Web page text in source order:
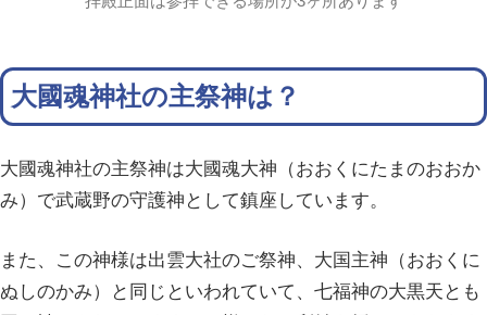
大國魂神社の主祭神は？
大國魂神社の主祭神は大國魂大神（おおくにたまのおおか
み）で武蔵野の守護神として鎮座しています。
また、この神様は出雲大社のご祭神、大国主神（おおくに
ぬしのかみ）と同じといわれていて、七福神の大黒天とも